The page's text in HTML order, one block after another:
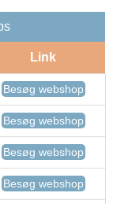
Link
Besøg webshop
Besøg webshop
Besøg webshop
Besøg webshop